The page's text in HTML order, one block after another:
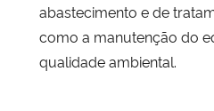
abastecimento e de
como a manutenção do
qualidade ambiental.